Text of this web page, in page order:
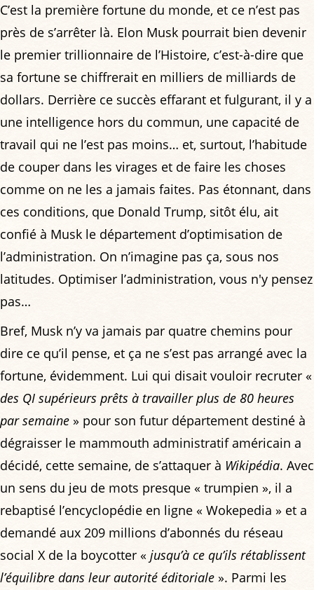
C’est la première fortune du monde, et ce n’est pas
près de s’arrêter là. Elon Musk pourrait bien devenir
le premier trillionnaire de l’Histoire, c’est-à-dire que
sa fortune se chiffrerait en milliers de milliards de
dollars. Derrière ce succès effarant et fulgurant, il y a
une intelligence hors du commun, une capacité de
travail qui ne l’est pas moins… et, surtout, l’habitude
de couper dans les virages et de faire les choses
comme on ne les a jamais faites. Pas étonnant, dans
ces conditions, que Donald Trump, sitôt élu, ait
confié à Musk le département d’optimisation de
l’administration. On n’imagine pas ça, sous nos
latitudes. Optimiser l’administration, vous n'y pensez
pas…
Bref, Musk n’y va jamais par quatre chemins pour
dire ce qu’il pense, et ça ne s’est pas arrangé avec la
fortune, évidemment. Lui qui disait vouloir recruter «
des QI supérieurs prêts à travailler plus de 80 heures
par semaine » pour son futur département destiné à
dégraisser le mammouth administratif américain a
décidé, cette semaine, de s’attaquer à Wikipédia. Avec
un sens du jeu de mots presque « trumpien », il a
rebaptisé l’encyclopédie en ligne « Wokepedia » et a
demandé aux 209 millions d’abonnés du réseau
social X de la boycotter « jusqu’à ce qu’ils rétablissent
l’équilibre dans leur autorité éditoriale ». Parmi les